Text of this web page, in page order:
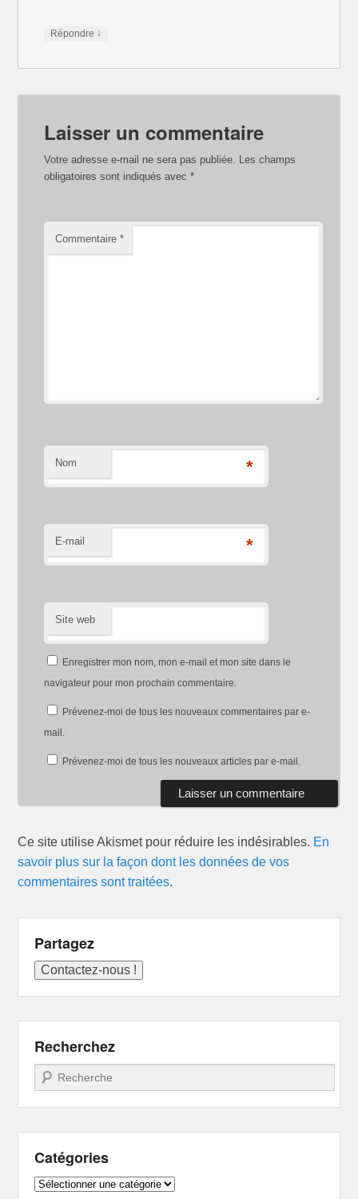
Répondre ↓
Laisser un commentaire
Votre adresse e-mail ne sera pas publiée. Les champs
obligatoires sont indiqués avec*
Commentaire*
Nom *
E-mail *
Site web
Enregistrer mon nom, mon e-mail et mon site dans le
navigateur pour mon prochain commentaire.
Prévenez-moi de tous les nouveaux commentaires par e-
mail.
Prévenez-moi de tous les nouveaux articles par e-mail.
Ce site utilise Akismet pour réduire les indésirables. En
savoir plus sur la façon dont les données de vos
commentaires sont traitées.
Partagez
Recherchez
Recherche
Catégories
Catégories